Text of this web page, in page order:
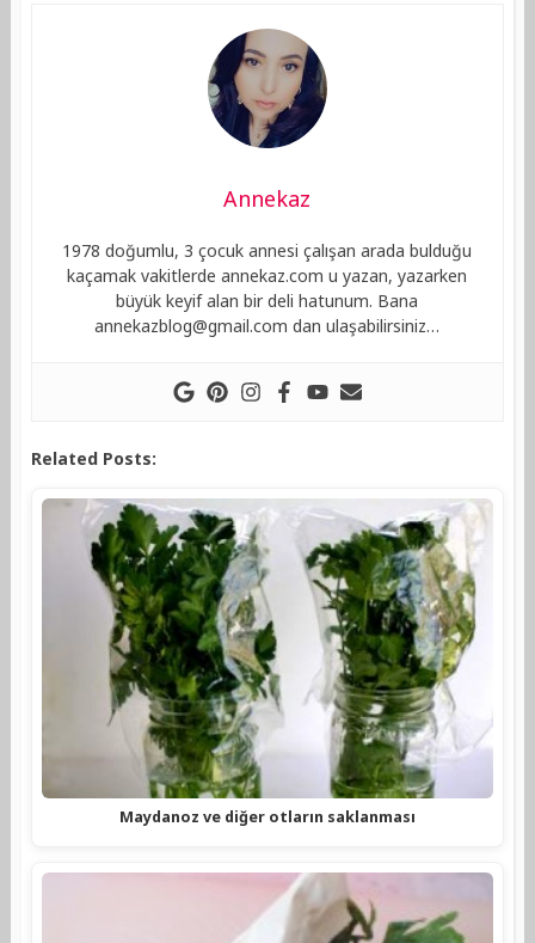
Annekaz
1978 doğumlu, 3 çocuk annesi çalışan arada bulduğu
kaçamak vakitlerde annekaz.com u yazan, yazarken
büyük keyif alan bir deli hatunum. Bana
annekazblog@gmail.com dan ulaşabilirsiniz…
Related Posts:
Maydanoz ve diğer otların saklanması